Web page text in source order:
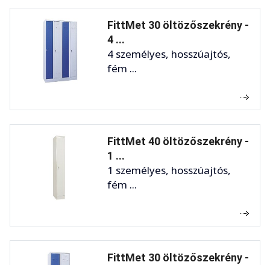
FittMet 30 öltözőszekrény -
4 ...
4 személyes, hosszúajtós,
fém ...
FittMet 40 öltözőszekrény -
1 ...
1 személyes, hosszúajtós,
fém ...
FittMet 30 öltözőszekrény -